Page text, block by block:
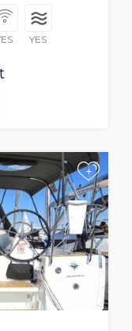
YES
+